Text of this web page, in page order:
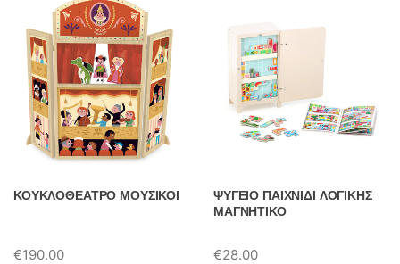
ΚΟΥΚΛΟΘΕΑΤΡΟ ΜΟΥΣΙΚΟΙ
€190.00
ΨΥΓΕΙΟ ΠΑΙΧΝΙΔΙ ΛΟΓΙΚΗΣ
ΜΑΓΝΗΤΙΚΟ
€28.00